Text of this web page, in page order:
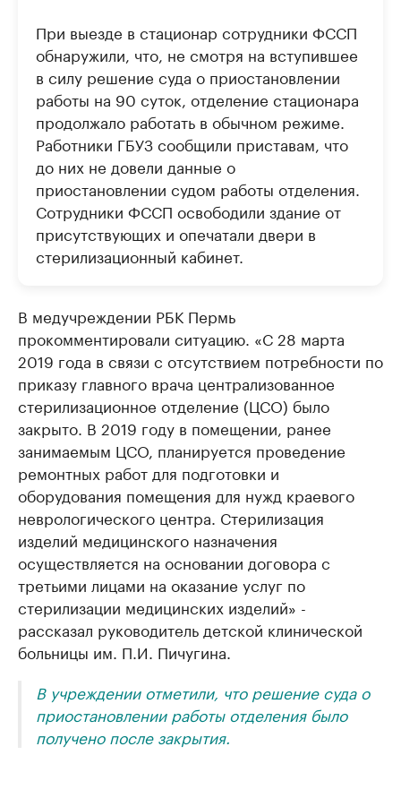
При выезде в стационар сотрудники ФССП
обнаружили, что, не смотря на вступившее
в силу решение суда о приостановлении
работы на 90 суток, отделение стационара
продолжало работать в обычном режиме.
Работники ГБУЗ сообщили приставам, что
до них не довели данные о
приостановлении судом работы отделения.
Сотрудники ФССП освободили здание от
присутствующих и опечатали двери в
стерилизационный кабинет.
В медучреждении РБК Пермь
прокомментировали ситуацию. «С 28 марта
2019 года в связи с отсутствием потребности по
приказу главного врача централизованное
стерилизационное отделение (ЦСО) было
закрыто. В 2019 году в помещении, ранее
занимаемым ЦСО, планируется проведение
ремонтных работ для подготовки и
оборудования помещения для нужд краевого
неврологического центра. Стерилизация
изделий медицинского назначения
осуществляется на основании договора с
третьими лицами на оказание услуг по
стерилизации медицинских изделий» -
рассказал руководитель детской клинической
больницы им. П.И. Пичугина.
В учреждении отметили, что решение суда о
приостановлении работы отделения было
получено после закрытия.